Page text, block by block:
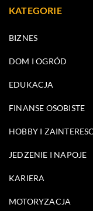
KATEGORIE
BIZNES
DOM I OGRÓD
EDUKACJA
FINANSE OSOBISTE
HOBBY I
JEDZENIE I NAPOJE
KARIERA
MOTORYZACJA